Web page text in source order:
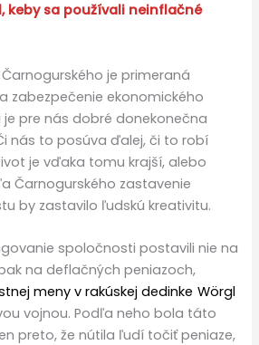
keby sa používali neinflačné
je primeraná
zabezpečenie ekonomického
je pre nás dobré donekonečna
nás to posúva ďalej, či to robí
je vďaka tomu krajší, alebo
Čarnogurského zastavenie
by zastavilo ľudskú kreativitu.
spoločnosti postavili nie na
na deflačných peniazoch,
meny v rakúskej dedinke Wörgl
vojnou. Podľa neho bola táto
preto, že nútila ľudí točiť peniaze,